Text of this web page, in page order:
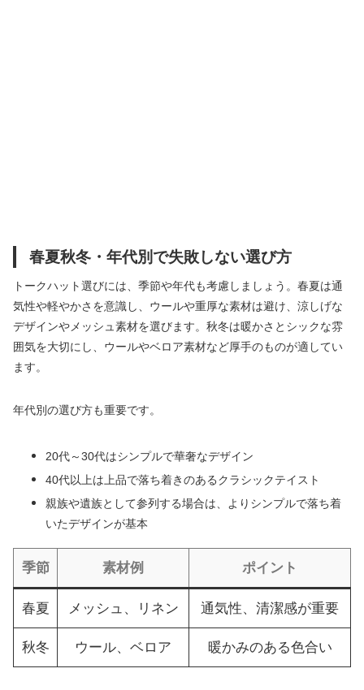
春夏秋冬・年代別で失敗しない選び方
トークハット選びには、季節や年代も考慮しましょう。春夏は通
気性や軽やかさを意識し、ウールや重厚な素材は避け、涼しげな
デザインやメッシュ素材を選びます。秋冬は暖かさとシックな雰
囲気を大切にし、ウールやベロア素材など厚手のものが適してい
ます。
年代別の選び方も重要です。
20代～30代はシンプルで華奢なデザイン
40代以上は上品で落ち着きのあるクラシックテイスト
親族や遺族として参列する場合は、よりシンプルで落ち着
いたデザインが基本
季節 素材例 ポイント
春夏 メッシュ、リネン 通気性、清潔感が重要
秋冬 ウール、ベロア 暖かみのある色合い